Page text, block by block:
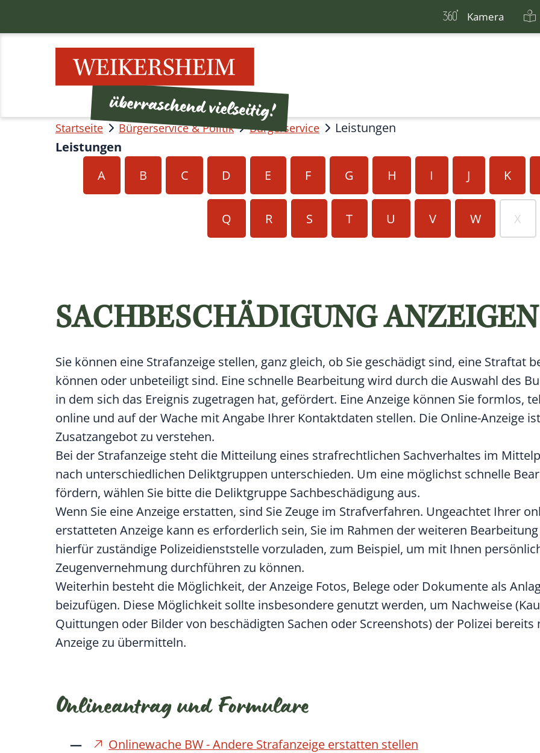
Kamera
Startseite Bürgerservice & Politik Bürgerservice
Leistungen
Leistungen
A
B C D E F G H I J K
Q R S T U V W X
SACHBESCHÄDIGUNG ANZEIGEN
Sie können eine Strafanzeige stellen, ganz gleich, ob Sie geschädigt sind, eine Straftat
können oder unbeteiligt sind. Eine schnelle Bearbeitung wird durch die Auswahl des
in dem sich das Ereignis zugetragen hat, gefördert. Eine Anzeige können Sie formlos,
online und auf der Wache mit Angabe Ihrer Kontaktdaten stellen. Die Online-Anzeige
Zusatzangebot zu verstehen.
Bei der Strafanzeige steht die Mitteilung eines strafrechtlichen Sachverhaltes im
nach unterschiedlichen Deliktgruppen unterschieden. Um eine möglichst schnelle
fördern, wählen Sie bitte die Deliktgruppe Sachbeschädigung aus.
Wenn Sie eine Anzeige erstatten, sind Sie Zeuge im Strafverfahren. Ungeachtet Ihrer
erstatteten Anzeige kann es erforderlich sein, Sie im Rahmen der weiteren
hierfür zuständige Polizeidienststelle vorzuladen, zum Beispiel, um mit Ihnen
Zeugenvernehmung durchführen zu können.
Weiterhin besteht die Möglichkeit, der Anzeige Fotos, Belege oder Dokumente als
beizufügen. Diese Möglichkeit sollte insbesondere genutzt werden, um Nachweise
Quittungen oder Bilder von beschädigten Sachen oder Screenshots) der Polizei bereits
Anzeige zu übermitteln.
Onlineantrag und Formulare
Onlinewache BW - Andere Strafanzeige erstatten stellen